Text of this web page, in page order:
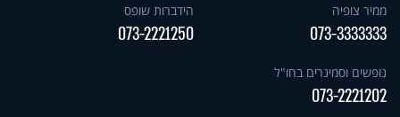
ממיר צופיה
073-3333333
הידברות שופס
073-2221250
נופשים וסמינרים בחו"ל
073-2221202